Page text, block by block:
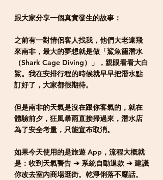
跟大家分享一個真實發生的故事：
之前有一對情侶客人找我，他們大老遠飛
來南非，最大的夢想就是做「鯊魚籠潛水
（Shark Cage Diving）」，親眼看看大白
鯊。我在安排行程的時候就早早把潛水點
訂好了，大家都很期待。
但是南非的天氣是沒在跟你客氣的，就在
體驗前夕，狂風暴雨直接掃過來，潛水店
為了安全考量，只能宣布取消。
如果今天使用的是旅遊 App，流程大概就
是：收到天氣警告 ➔ 系統自動退款 ➔ 建議
你改去室內商場逛街。乾淨俐落不廢話。